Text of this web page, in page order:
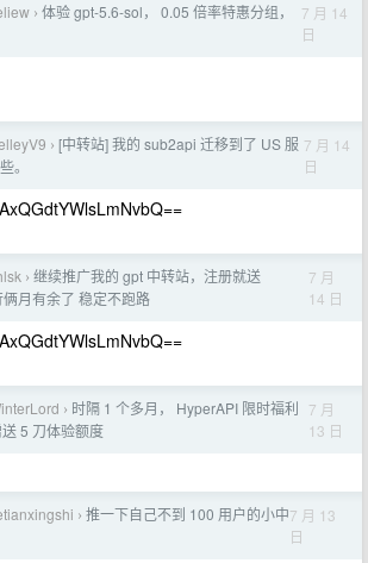
› 体验 gpt-5.6-sol， 0.05 倍率特惠分组，
7 月 14
日
› [中转站] 我的 sub2api 迁移到了 US 服
。
7 月 14
日
› 继续推广我的 gpt 中转站，注册就送
月有余了 稳定不跑路
7 月
14 日
› 时隔 1 个多月， HyperAPI 限时福利
5 刀体验额度
7 月
13 日
› 推一下自己不到 100 用户的小中7 月 13
日